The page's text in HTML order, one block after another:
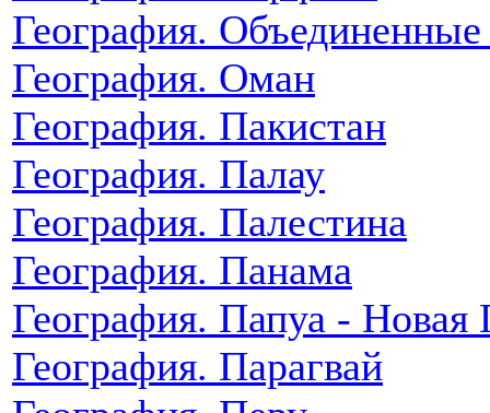
География.
География. Оман
География. Пакистан
География. Палау
География. Палестина
География. Панама
География. Папуа - Новая
География. Парагвай